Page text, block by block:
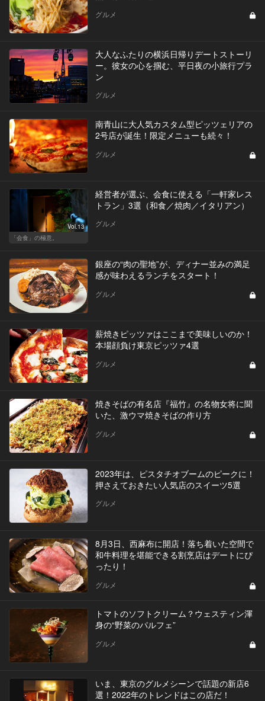
グルメ
大人なふたりの横浜日帰りデートストーリ
ー。彼女の心を掴む、平日夜の小旅行プラ
ン
グルメ
南青山に大人気カスタム型ピッツェリアの
2号店が誕生！限定メニューも続々！
グルメ
Vol.13
「会食」の極意。
経営者が選ぶ、会食に使える「一軒家レス
トラン」3選（和食／焼肉／イタリアン）
グルメ
銀座の“肉の聖地”が、ディナー並みの満足
感が味わえるランチをスタート！
グルメ
薪焼きピッツァはここまで美味しいのか！
本場顔負け東京ピッツァ4選
グルメ
焼きそばの有名店『福竹』の名物女将に聞
いた、激ウマ焼きそばの作り方
グルメ
2023年は、ピスタチオブームのピークに！
押さえておきたい人気店のスイーツ5選
グルメ
8月3日、西麻布に開店！落ち着いた空間で
和牛料理を堪能できる割烹店はデートにぴ
ったり！
グルメ
トマトのソフトクリーム？ウェスティン渾
身の“野菜のパルフェ”
グルメ
いま、東京のグルメシーンで話題の新店6
選！2022年のトレンドはこの店だ！